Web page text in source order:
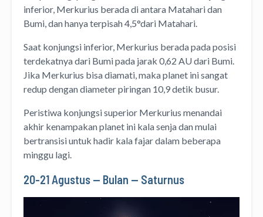
inferior, Merkurius berada di antara Matahari dan
Bumi, dan hanya terpisah 4,5°dari Matahari.
Saat konjungsi inferior, Merkurius berada pada posisi
terdekatnya dari Bumi pada jarak 0,62 AU dari Bumi.
Jika Merkurius bisa diamati, maka planet ini sangat
redup dengan diameter piringan 10,9 detik busur.
Peristiwa konjungsi superior Merkurius menandai
akhir kenampakan planet ini kala senja dan mulai
bertransisi untuk hadir kala fajar dalam beberapa
minggu lagi.
20-21 Agustus — Bulan — Saturnus